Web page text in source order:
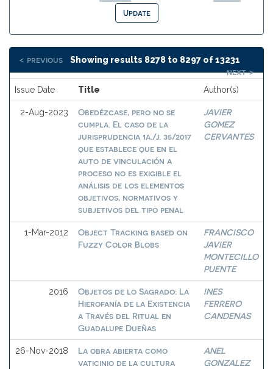
Showing results 8278 to 8297 of 13231
< previous
next >
Issue Date Title Author(s)
2-Aug-2023
Obedézcase, pero no se
cumpla. El caso de la
jurisprudencia 1a./j. 35/2017
que establece que en el
auto de vinculación a
proceso no es exigible el
análisis de los elementos
objetivos, normativos y
subjetivos del tipo penal
JAVIER
GOMEZ
CERVANTES
1-Mar-2012
Object Tracking based on
Fuzzy Color Blobs
FRANCISCO
JAVIER
MONTECILLO
PUENTE
2016
Objetos de lo Sagrado: La
Hierofanía de la Existencia
a Través del Ritual en
Guadalupe Dueñas
INES
FERRERO
CANDENAS
26-Nov-2018
La obra abierta como
vaticinio de la cultura
ANEL
GONZALEZ